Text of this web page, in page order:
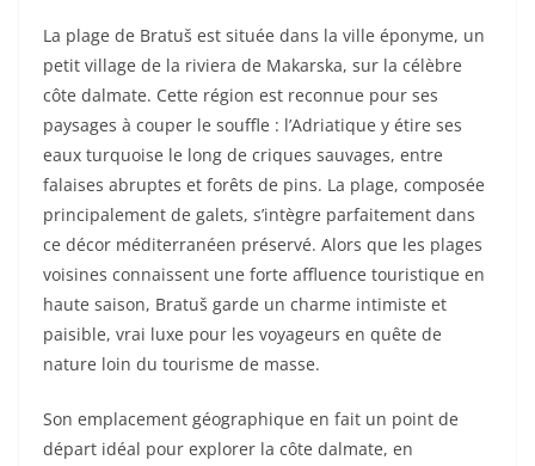
La plage de Bratuš est située dans la ville éponyme, un
petit village de la riviera de Makarska, sur la célèbre
côte dalmate. Cette région est reconnue pour ses
paysages à couper le souffle : l’Adriatique y étire ses
eaux turquoise le long de criques sauvages, entre
falaises abruptes et forêts de pins. La plage, composée
principalement de galets, s’intègre parfaitement dans
ce décor méditerranéen préservé. Alors que les plages
voisines connaissent une forte affluence touristique en
haute saison, Bratuš garde un charme intimiste et
paisible, vrai luxe pour les voyageurs en quête de
nature loin du tourisme de masse.
Son emplacement géographique en fait un point de
départ idéal pour explorer la côte dalmate, en